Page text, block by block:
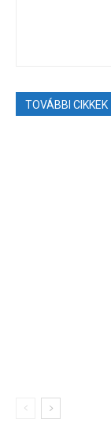
TOVÁBBI CIKKEK